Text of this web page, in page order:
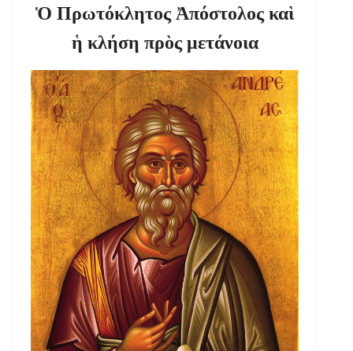
Ὁ Πρωτόκλητος Ἀπόστολος καὶ
ἡ κλήση πρὸς μετάνοια